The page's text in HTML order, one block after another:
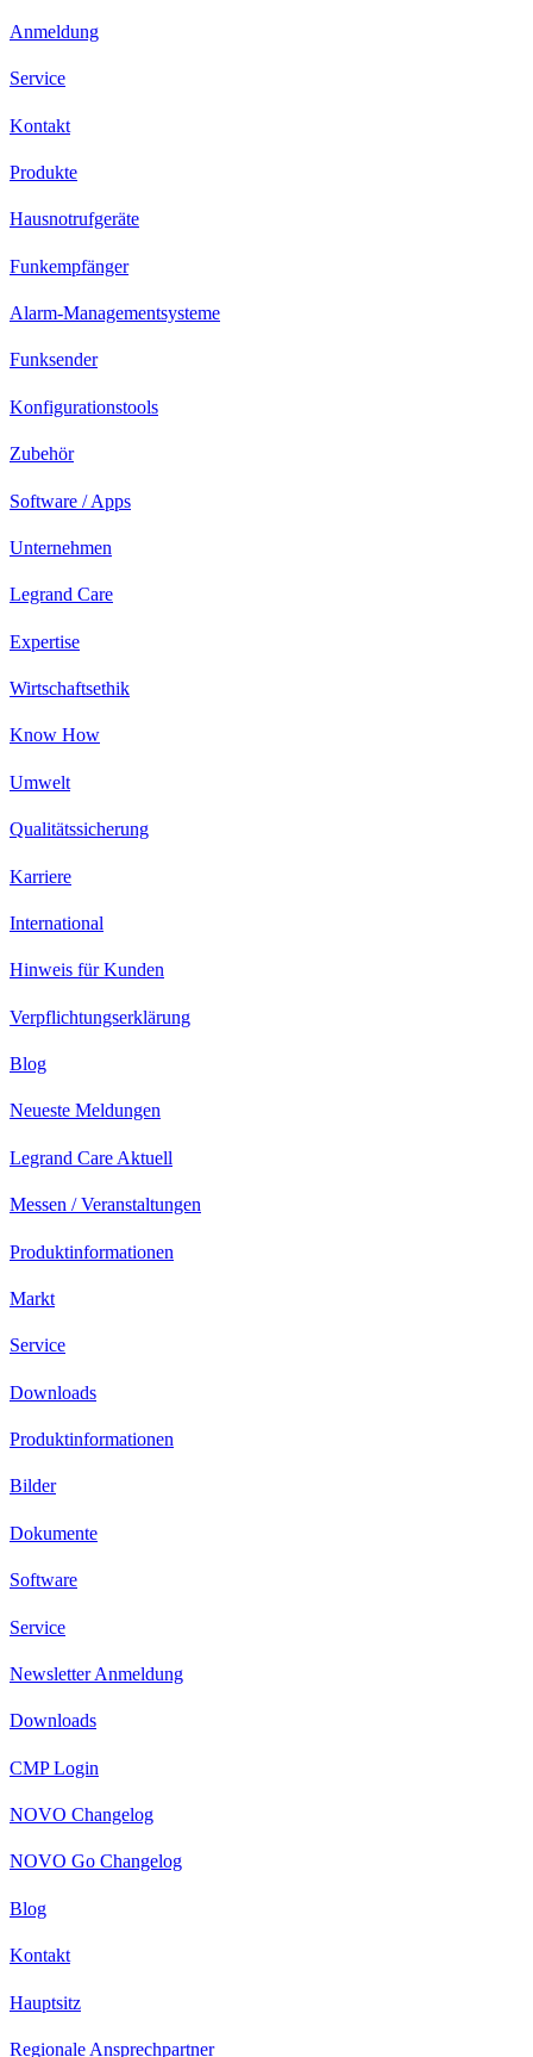
Anmeldung
Service
Kontakt
Produkte
Hausnotrufgeräte
Funkempfänger
Alarm-Managementsysteme
Funksender
Konfigurationstools
Zubehör
Software / Apps
Unternehmen
Legrand Care
Expertise
Wirtschaftsethik
Know How
Umwelt
Qualitätssicherung
Karriere
International
Hinweis für Kunden
Verpflichtungserklärung
Blog
Neueste Meldungen
Legrand Care Aktuell
Messen / Veranstaltungen
Produktinformationen
Markt
Service
Downloads
Produktinformationen
Bilder
Dokumente
Software
Service
Newsletter Anmeldung
Downloads
CMP Login
NOVO Changelog
NOVO Go Changelog
Blog
Kontakt
Hauptsitz
Regionale Ansprechpartner